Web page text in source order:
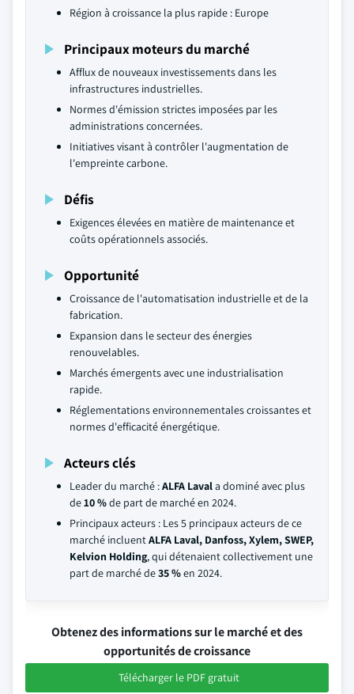
Région à croissance la plus rapide : Europe
Principaux moteurs du marché
Afflux de nouveaux investissements dans les
infrastructures industrielles.
Normes d'émission strictes imposées par les
administrations concernées.
Initiatives visant à contrôler l'augmentation de
l'empreinte carbone.
Défis
Exigences élevées en matière de maintenance et
coûts opérationnels associés.
Opportunité
Croissance de l'automatisation industrielle et de la
fabrication.
Expansion dans le secteur des énergies
renouvelables.
Marchés émergents avec une industrialisation
rapide.
Réglementations environnementales croissantes et
normes d'efficacité énergétique.
Acteurs clés
Leader du marché :ALFA Lavala dominé avec plus
de10 %de part de marché en 2024.
Principaux acteurs : Les 5 principaux acteurs de ce
marché incluentALFA Laval, Danfoss, Xylem, SWEP,
Kelvion Holding, qui détenaient collectivement une
part de marché de35 %en 2024.
Obtenez des informations sur le marché et des
opportunités de croissance
Télécharger le PDF gratuit